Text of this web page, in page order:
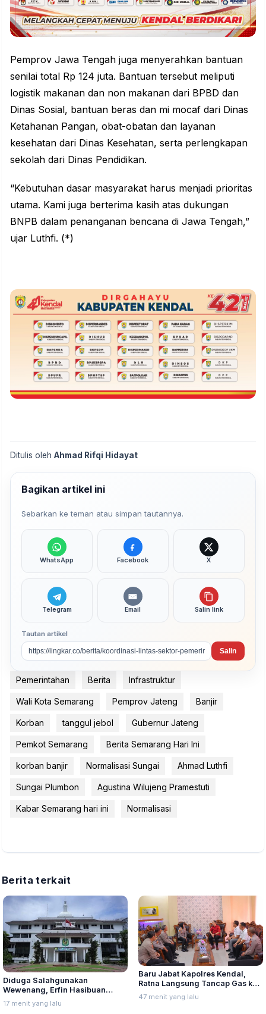
Pemprov Jawa Tengah juga menyerahkan bantuan
senilai total Rp 124 juta. Bantuan tersebut meliputi
logistik makanan dan non makanan dari BPBD dan
Dinas Sosial, bantuan beras dan mi mocaf dari Dinas
Ketahanan Pangan, obat-obatan dan layanan
kesehatan dari Dinas Kesehatan, serta perlengkapan
sekolah dari Dinas Pendidikan.
“Kebutuhan dasar masyarakat harus menjadi prioritas
utama. Kami juga berterima kasih atas dukungan
BNPB dalam penanganan bencana di Jawa Tengah,”
ujar Luthfi. (*)
Ditulis oleh Ahmad Rifqi Hidayat
Bagikan artikel ini
Sebarkan ke teman atau simpan tautannya.
WhatsApp Facebook X
Telegram Email Salin link
Tautan artikel
Salin
Pemerintahan Berita Infrastruktur
Wali Kota Semarang Pemprov Jateng Banjir
Korban tanggul jebol Gubernur Jateng
Pemkot Semarang Berita Semarang Hari Ini
korban banjir Normalisasi Sungai Ahmad Luthfi
Sungai Plumbon Agustina Wilujeng Pramestuti
Kabar Semarang hari ini Normalisasi
Berita terkait
Diduga Salahgunakan
Wewenang, Erfin Hasibuan
Dinonaktifkan dari Jabatan
Lurah Aur Kota Medan
17 menit yang lalu
Baru Jabat Kapolres Kendal,
Ratna Langsung Tancap Gas ke
Kantor Kejaksaan Negeri
47 menit yang lalu